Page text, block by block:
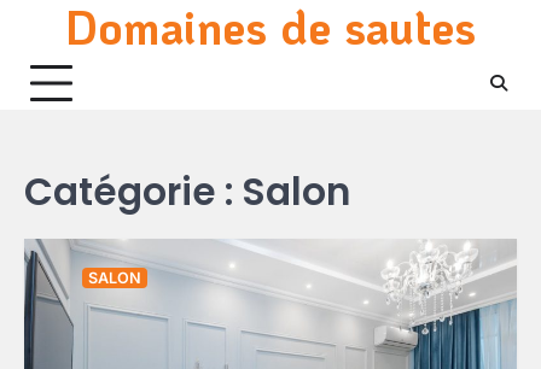
content
Domaines de sautes
Catégorie : Salon
SALON